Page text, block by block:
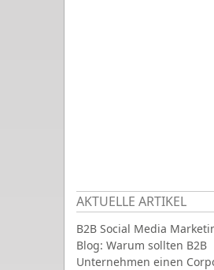
AKTUELLE ARTIKEL
B2B Social Media
Blog: Warum sollten B2B
Unternehmen einen